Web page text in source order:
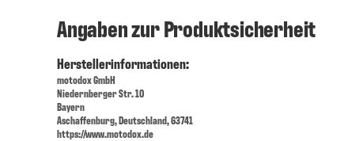
Angaben zur Produktsicherheit
Herstellerinformationen:
motodox GmbH
Niedernberger Str. 10
Bayern
Aschaffenburg, Deutschland, 63741
https://www.motodox.de